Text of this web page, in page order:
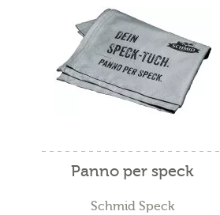
Panno per speck
Schmid Speck